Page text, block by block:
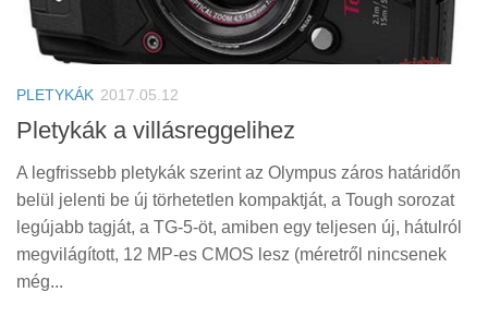
PLETYKÁK 2017.05.12
Pletykák a villásreggelihez
A legfrissebb pletykák szerint az Olympus záros határidőn
belül jelenti be új törhetetlen kompaktját, a Tough sorozat
legújabb tagját, a TG-5-öt, amiben egy teljesen új, hátulról
megvilágított, 12 MP-es CMOS lesz (méretről nincsenek
még...